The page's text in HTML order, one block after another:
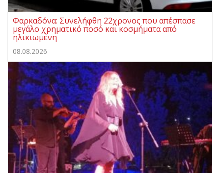
Φαρκαδόνα: Συνελήφθη 22χρονος που απέσπασε
μεγάλο χρηματικό ποσό και κοσμήματα από
ηλικιωμένη
08.08.2026